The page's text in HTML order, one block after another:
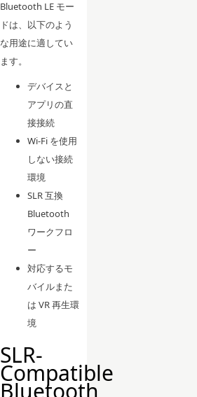
Bluetooth LE モー
ドは、以下のよう
な用途に適してい
ます。
デバイスと
アプリの直
接接続
Wi-Fi を使用
しない接続
環境
SLR 互換
Bluetooth
ワークフロ
ー
対応するモ
バイルまた
は VR 再生環
境
SLR-
Compatible
Bluetooth